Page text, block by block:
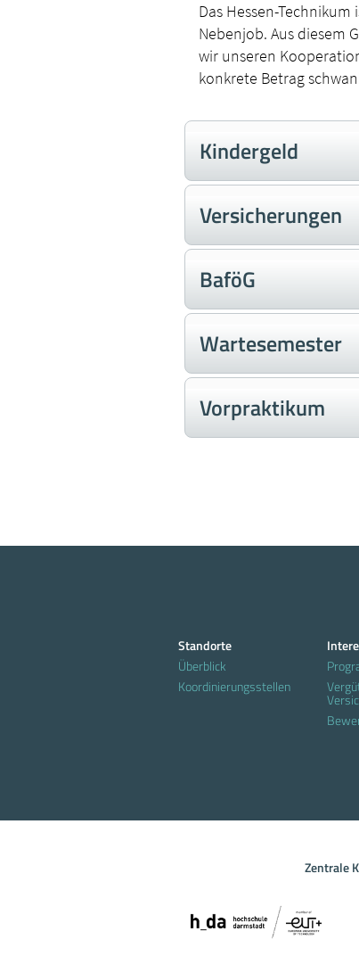
Das Hessen-
Nebenjob. Aus diesem
wir unseren
konkrete Betrag
Kindergeld
Versicherungen
BaföG
Wartesemester
Vorpraktikum
Standorte
Überblick
Koordinierungsstellen
Zentrale